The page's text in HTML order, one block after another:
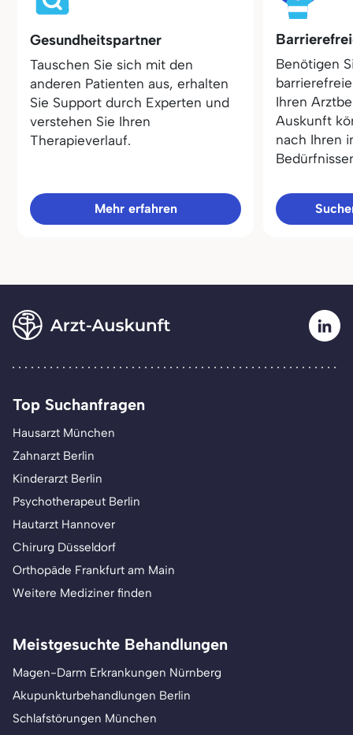
Gesundheitspartner
Tauschen Sie sich mit den
anderen Patienten aus, erhalten
Sie Support durch Experten und
verstehen Sie Ihren
Therapieverlauf.
Mehr erfahren
Benötigen
Ihren
Auskunft
nach Ihren
Top Suchanfragen
Hausarzt München
Zahnarzt Berlin
Kinderarzt Berlin
Psychotherapeut Berlin
Hautarzt Hannover
Chirurg Düsseldorf
Orthopäde Frankfurt am Main
Weitere Mediziner finden
Meistgesuchte Behandlungen
Magen-Darm Erkrankungen Nürnberg
Akupunkturbehandlungen Berlin
Schlafstörungen München